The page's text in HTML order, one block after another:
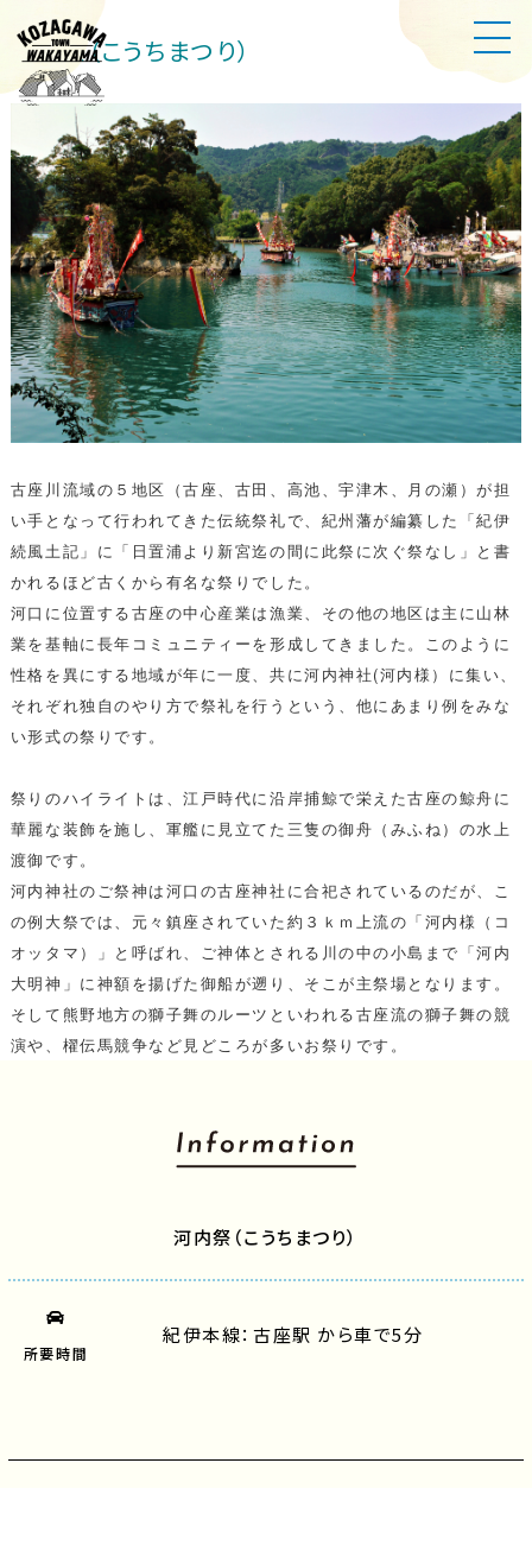
河内祭（こうちまつり）
古座川流域の５地区（古座、古田、高池、宇津木、月の瀬）が担
い手となって行われてきた伝統祭礼で、紀州藩が編纂した「紀伊
続風土記」に「日置浦より新宮迄の間に此祭に次ぐ祭なし」と書
かれるほど古くから有名な祭りでした。
河口に位置する古座の中心産業は漁業、その他の地区は主に山林
業を基軸に長年コミュニティーを形成してきました。このように
性格を異にする地域が年に一度、共に河内神社(河内様）に集い、
それぞれ独自のやり方で祭礼を行うという、他にあまり例をみな
い形式の祭りです。
祭りのハイライトは、江戸時代に沿岸捕鯨で栄えた古座の鯨舟に
華麗な装飾を施し、軍艦に見立てた三隻の御舟（みふね）の水上
渡御です。
河内神社のご祭神は河口の古座神社に合祀されているのだが、こ
の例大祭では、元々鎮座されていた約３ｋｍ上流の「河内様（コ
オッタマ）」と呼ばれ、ご神体とされる川の中の小島まで「河内
大明神」に神額を揚げた御船が遡り、そこが主祭場となります。
そして熊野地方の獅子舞のルーツといわれる古座流の獅子舞の競
演や、櫂伝馬競争など見どころが多いお祭りです。
河内祭（こうちまつり）
所要時間
紀伊本線：古座駅 から車で5分